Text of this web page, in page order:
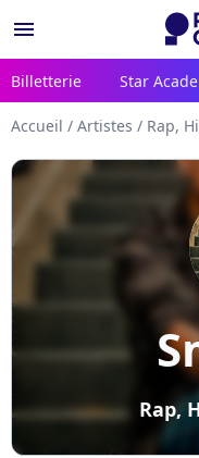
menu
Billetterie Star
Accueil / Artistes / Rap,
Rap,